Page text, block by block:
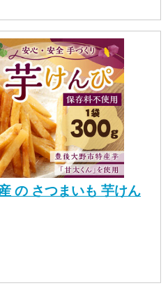
の さつまいも 芋けん